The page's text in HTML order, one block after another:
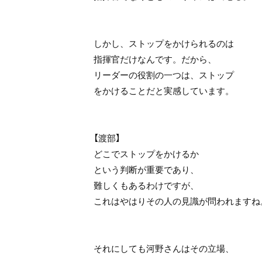
しかし、ストップをかけられるのは
指揮官だけなんです。だから、
リーダーの役割の一つは、ストップ
をかけることだと実感しています。
【渡部】
どこでストップをかけるか
という判断が重要であり、
難しくもあるわけですが、
これはやはりその人の見識が問われます
それにしても河野さんはその立場、